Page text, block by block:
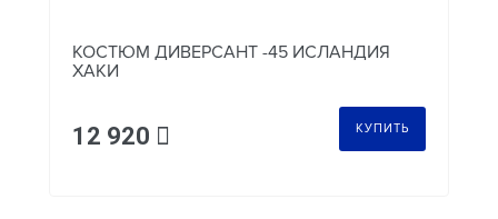
КОСТЮМ ДИВЕРСАНТ -45 ИСЛАНДИЯ
ХАКИ
12 920 КУПИТЬ